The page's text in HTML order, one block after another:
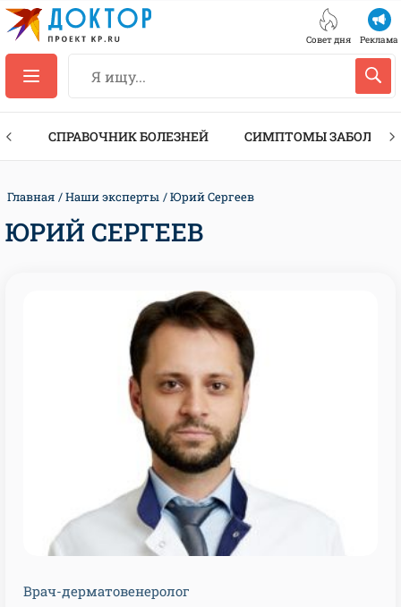
Совет дня Реклама
СПРАВОЧНИК БОЛЕЗНЕЙ СИМПТОМЫ
Главная Наши эксперты Юрий Сергеев
ЮРИЙ СЕРГЕЕВ
Врач-дерматовенеролог